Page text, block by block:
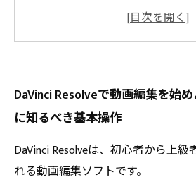
エフェクトの活用術：映像表
実践する時間短縮テクニック
完成した動画を魅力的に仕上
クと書き出しのポイント
DaVinci Resolveの最新バージ
DaVinci Resolveで動画編集を始
に知るべき基本操作
DaVinci Resolveは、初心者から上
れる動画編集ソフトです。